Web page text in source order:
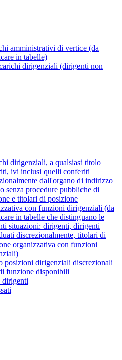
amministrativi di vertice (da
in tabelle)
dirigenziali (dirigenti non
dirigenziali, a qualsiasi titolo
ivi inclusi quelli conferiti
dall'organo di indirizzo
senza procedure pubbliche di
e titolari di posizione
con funzioni dirigenziali (da
in tabelle che distinguano le
situazioni: dirigenti, dirigenti
discrezionalmente, titolari di
organizzativa con funzioni
posizioni dirigenziali discrezionali
funzione disponibili
dirigenti